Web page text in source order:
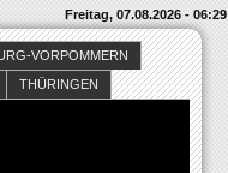
Freitag, 07.08.2026 - 06:29
VORPOMMERN
THÜRINGEN